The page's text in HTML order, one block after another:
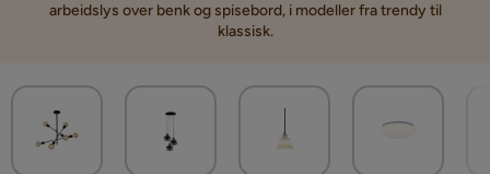
arbeidslys over benk og spisebord, i modeller fra trendy til
klassisk.